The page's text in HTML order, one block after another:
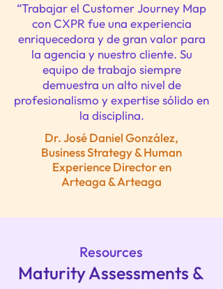
“Trabajar el Customer Journey Map
con CXPR fue una experiencia
enriquecedora y de gran valor para
la agencia y nuestro cliente. Su
equipo de trabajo siempre
demuestra un alto nivel de
profesionalismo y expertise sólido en
la disciplina.
Dr. José Daniel González,
Business Strategy & Human
Experience Director en
Arteaga & Arteaga
Resources
Maturity Assessments &